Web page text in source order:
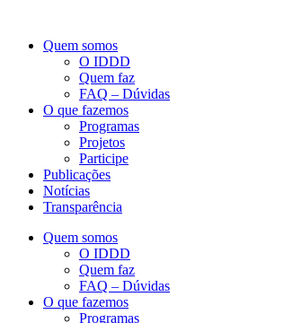
Quem somos
O IDDD
Quem faz
FAQ – Dúvidas
O que fazemos
Programas
Projetos
Participe
Publicações
Notícias
Transparência
Quem somos
O IDDD
Quem faz
FAQ – Dúvidas
O que fazemos
Programas